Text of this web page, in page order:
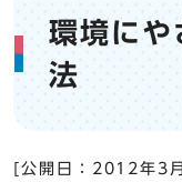
環境にや
法
[公開日： 2012年3